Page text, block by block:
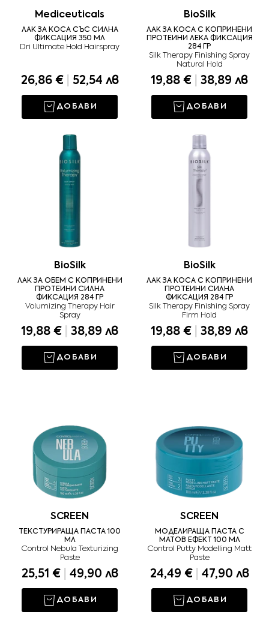
Mediceuticals
ЛАК ЗА КОСА СЪС СИЛНА
ФИКСАЦИЯ 350 МЛ
Dri Ultimate Hold Hairspray
26,86 € 52,54 лв
ДОБАВИ
BioSilk
ЛАК ЗА КОСА С КОПРИНЕНИ
ПРОТЕИНИ ЛЕКА ФИКСАЦИЯ
284 ГР
Silk Therapy Finishing Spray
Natural Hold
19,88 € 38,89 лв
ДОБАВИ
BioSilk
ЛАК ЗА ОБЕМ С КОПРИНЕНИ
ПРОТЕИНИ СИЛНА
ФИКСАЦИЯ 284 ГР
Volumizing Therapy Hair
Spray
19,88 € 38,89 лв
ДОБАВИ
BioSilk
ЛАК ЗА КОСА С КОПРИНЕНИ
ПРОТЕИНИ СИЛНА
ФИКСАЦИЯ 284 ГР
Silk Therapy Finishing Spray
Firm Hold
19,88 € 38,89 лв
ДОБАВИ
SCREEN
ТЕКСТУРИРАЩА ПАСТА 100
МЛ
Control Nebula Texturizing
Paste
25,51 € 49,90 лв
ДОБАВИ
SCREEN
МОДЕЛИРАЩА ПАСТА С
МАТОВ ЕФЕКТ 100 МЛ
Control Putty Modelling Matt
Paste
24,49 € 47,90 лв
ДОБАВИ